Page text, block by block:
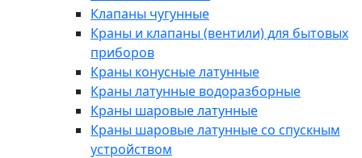
Клапаны чугунные
Краны и клапаны (вентили) для бытовых
приборов
Краны конусные латунные
Краны латунные водоразборные
Краны шаровые латунные
Краны шаровые латунные со спускным
устройством